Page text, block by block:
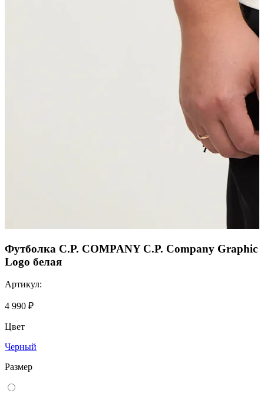
Футболка C.P. COMPANY C.P. Company Graphic
Logo белая
Артикул:
4 990 ₽
Цвет
Черный
Размер